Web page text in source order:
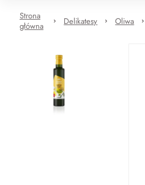
Strona
główna
Delikatesy Oliwa